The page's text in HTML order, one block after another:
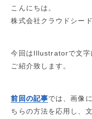
こんにちは。
株式会社クラウドシー
今回はIllustratorで文字
ご紹介致します。
前回の記事では、画像
ちらの方法を応用し、